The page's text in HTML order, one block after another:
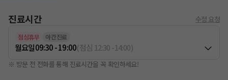
진료시간 수정 요청
점심휴무 야간진료
월요일09:30 - 19:00(점심 12:30-14:00)
※ 방문 전 전화를 통해 진료시간을 꼭 확인하세요!